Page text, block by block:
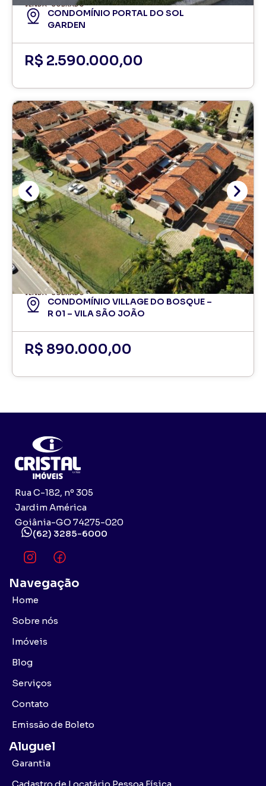
VENDA SOBRADO
CONDOMÍNIO PORTAL DO SOL
GARDEN
R$ 2.590.000,00
VENDA SOBRADO
CONDOMÍNIO VILLAGE DO BOSQUE –
R 01 – VILA SÃO JOÃO
R$ 890.000,00
Rua C-182, nº 305
Jardim América
Goiânia-GO 74275-020
(62) 3285-6000
Navegação
Home
Sobre nós
Imóveis
Blog
Serviços
Contato
Emissão de Boleto
Aluguel
Garantia